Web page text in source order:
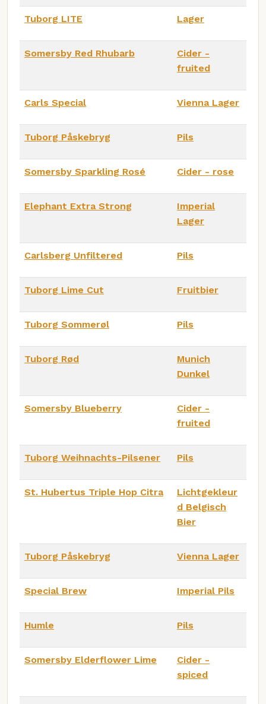
Tuborg LITE Lager
Somersby Red Rhubarb
Cider -
fruited
Carls Special Vienna Lager
Tuborg Påskebryg Pils
Somersby Sparkling Rosé Cider - rose
Elephant Extra Strong
Imperial
Lager
Carlsberg Unfiltered Pils
Tuborg Lime Cut Fruitbier
Tuborg Sommerøl Pils
Tuborg Rød
Munich
Dunkel
Somersby Blueberry
Cider -
fruited
Tuborg Weihnachts-Pilsener Pils
St. Hubertus Triple Hop Citra
Lichtgekleur
d Belgisch
Bier
Tuborg Påskebryg Vienna Lager
Special Brew Imperial Pils
Humle Pils
Somersby Elderflower Lime
Cider -
spiced